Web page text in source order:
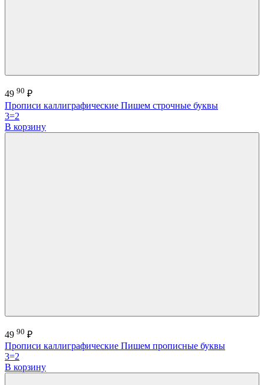
49 90 ₽
Прописи каллиграфические Пишем строчные буквы
3=2
В корзину
49 90 ₽
Прописи каллиграфические Пишем прописные буквы
3=2
В корзину